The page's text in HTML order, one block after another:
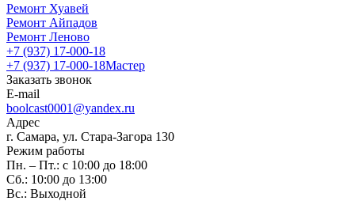
Ремонт Хуавей
Ремонт Айпадов
Ремонт Леново
+7 (937) 17-000-18
+7 (937) 17-000-18Мастер
Заказать звонок
E-mail
boolcast0001@yandex.ru
Адрес
г. Самара, ул. Стара-Загора 130
Режим работы
Пн. – Пт.: с 10:00 до 18:00
Сб.: 10:00 до 13:00
Вс.: Выходной